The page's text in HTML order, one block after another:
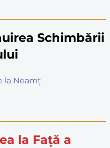
Schimbării
la Neamț
la Față a